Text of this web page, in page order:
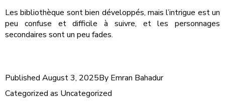
Les bibliothèque sont bien développés, mais l’intrigue est un
peu confuse et difficile à suivre, et les personnages
secondaires sont un peu fades.
Published August 3, 2025By Emran Bahadur
Categorized as Uncategorized